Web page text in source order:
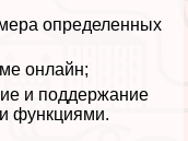
определенных
онлайн;
и поддержание
функциями.